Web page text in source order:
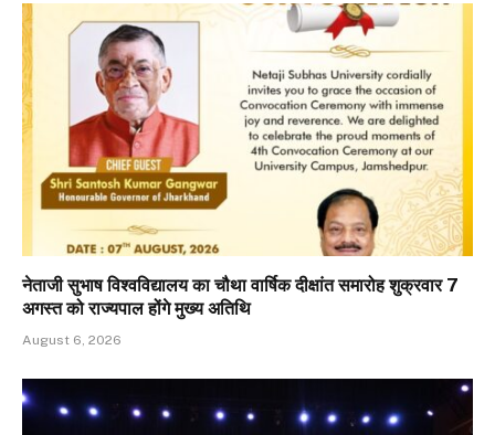
नेताजी सुभाष विश्वविद्यालय का चौथा वार्षिक दीक्षांत समारोह शुक्रवार 7
अगस्त को राज्यपाल होंगे मुख्य अतिथि
August 6, 2026